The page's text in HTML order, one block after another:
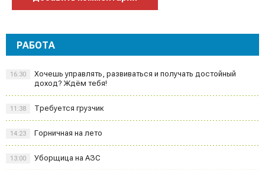
РАБОТА
Хочешь управлять, развиваться и получать достойный
доход? Ждём тебя!
16:30
Требуется грузчик
11:38
Горничная на лето
14:23
Уборщица на АЗС
13:00